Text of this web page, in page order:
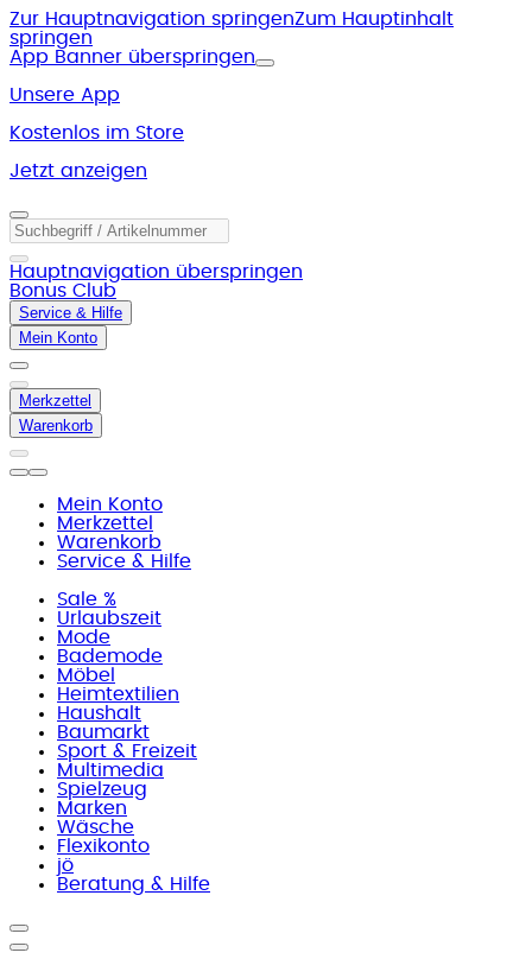
Zur Hauptnavigation springenZum Hauptinhalt
springen
App Banner überspringen
Unsere App
Kostenlos im Store
Jetzt anzeigen
Hauptnavigation überspringen
Bonus Club
Service & Hilfe
Mein Konto
Merkzettel
Warenkorb
Mein Konto
Merkzettel
Warenkorb
Service & Hilfe
Sale %
Urlaubszeit
Mode
Bademode
Möbel
Heimtextilien
Haushalt
Baumarkt
Sport & Freizeit
Multimedia
Spielzeug
Marken
Wäsche
Flexikonto
jö
Beratung & Hilfe